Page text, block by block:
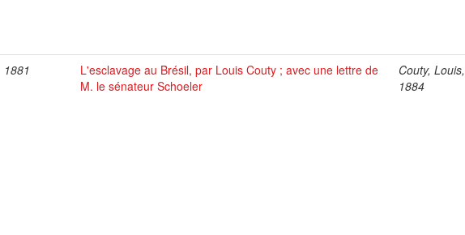
1881
L'esclavage au Brésil, par Louis Couty ; avec une lettre de
M. le sénateur Schoeler
Couty,
1884